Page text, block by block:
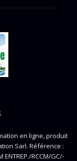
en ligne, produit
Sarl. Référence :
ENTREP./RCCM/GC/-